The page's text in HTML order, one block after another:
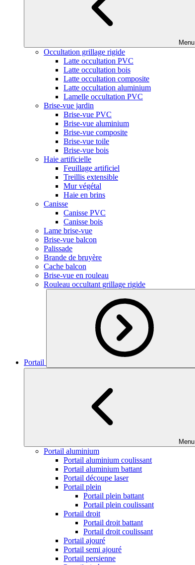
Menu
Occultation grillage rigide
Latte occultation PVC
Latte occultation bois
Latte occultation composite
Latte occultation aluminium
Lamelle occultation PVC
Brise-vue jardin
Brise-vue PVC
Brise-vue aluminium
Brise-vue composite
Brise-vue toile
Brise-vue bois
Haie artificielle
Feuillage artificiel
Treillis extensible
Mur végétal
Haie en brins
Canisse
Canisse PVC
Canisse bois
Lame brise-vue
Brise-vue balcon
Palissade
Brande de bruyère
Cache balcon
Brise-vue en rouleau
Rouleau occultant grillage rigide
Portail
Menu
Portail aluminium
Portail aluminium coulissant
Portail aluminium battant
Portail découpe laser
Portail plein
Portail plein battant
Portail plein coulissant
Portail droit
Portail droit battant
Portail droit coulissant
Portail ajouré
Portail semi ajouré
Portail persienne